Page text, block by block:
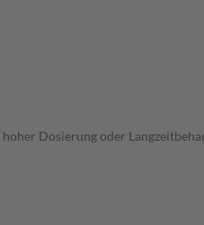
Dosierung oder